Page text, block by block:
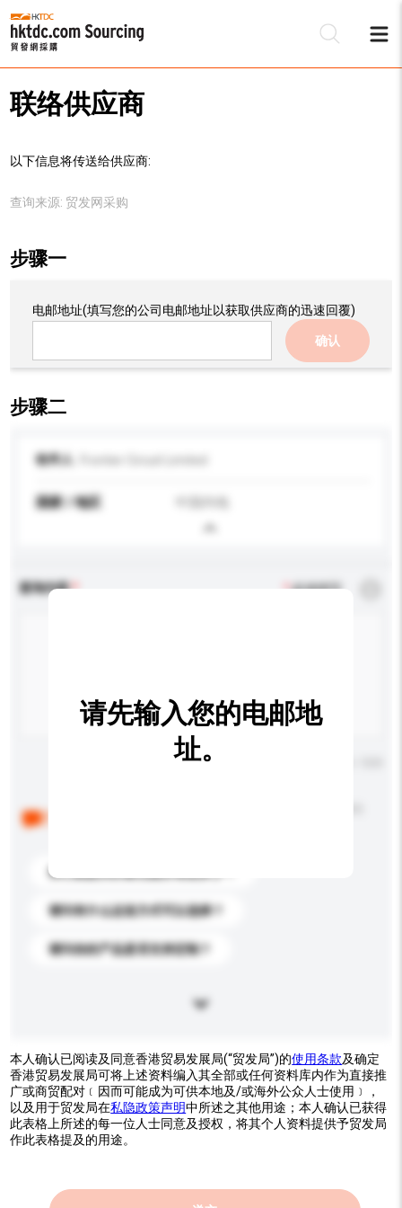
联络供应商
以下信息将传送给供应商:
查询来源: 贸发网采购
步骤一
电邮地址(填写您的公司电邮地址以获取供应商的迅速回覆)
确认
步骤二
收件人
国家 / 地区
查询内容 *必须填写
你们能提供的最优惠价格是多少？
请问有什么运送方式可以选择？
请问你的产品是否支持定制？
请先输入您的电邮地
址。
本人确认已阅读及同意香港贸易发展局(“贸发局”)的使用条款及确定
香港贸易发展局可将上述资料编入其全部或任何资料库内作为直接推
广或商贸配对﹝因而可能成为可供本地及/或海外公众人士使用﹞，
以及用于贸发局在私隐政策声明中所述之其他用途；本人确认已获得
此表格上所述的每一位人士同意及授权，将其个人资料提供予贸发局
作此表格提及的用途。